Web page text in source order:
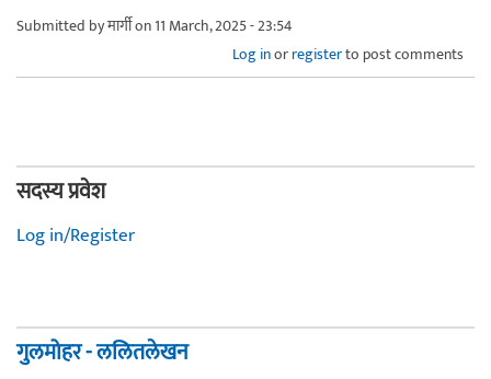
Submitted byमार्गीon 11 March, 2025 - 23:54
Log inorregisterto post comments
सदस्य प्रवेश
Log in/Register
गुलमोहर - ललितलेखन